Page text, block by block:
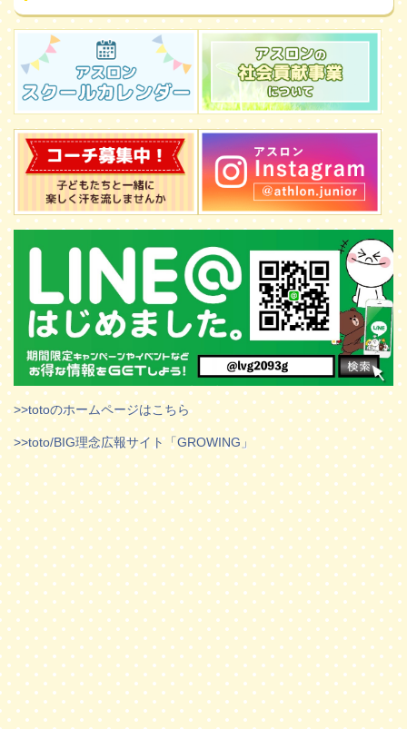
>>totoのホームページはこちら
>>toto/BIG理念広報サイト「GROWING」